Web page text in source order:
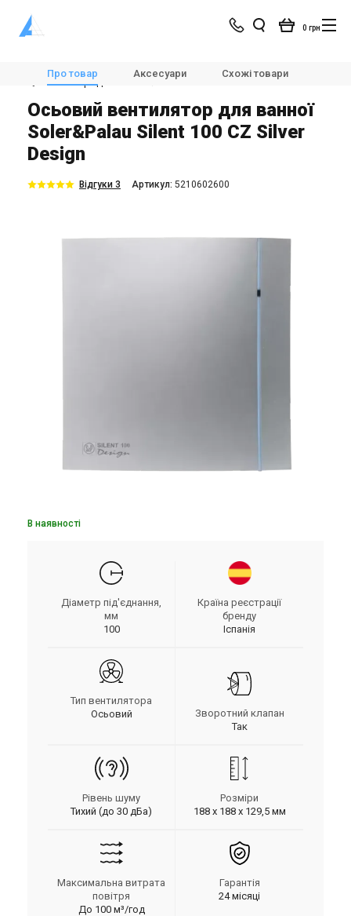
0 грн
Магазин Вентиляція
Вентилятори
💨Вентилятори для ванної
Soler&Palau SILENT-100 CZ SILVER DESIGN
Про товар Аксесуари Схожі товари
Оcьовий вентилятор для ванної
Soler&Palau Silent 100 CZ Silver
Design
Відгуки 3 Aртикул: 5210602600
В наявності
Діаметр під'єднання,
мм
100
Країна реєстрації
бренду
Іспанія
Тип вентилятора
Осьовий
Зворотний клапан
Так
Рівень шуму
Тихий (до 30 дБа)
Розміри
188 х 188 х 129,5 мм
Максимальна витрата
повітря
До 100 м³/год
Гарантія
24 місяці